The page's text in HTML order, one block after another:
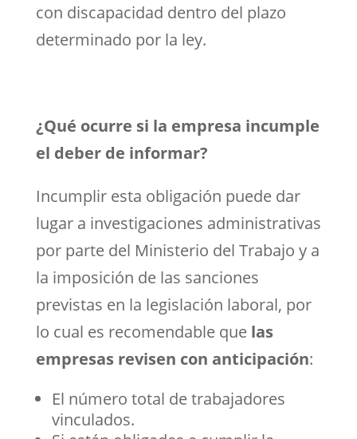
con discapacidad dentro del plazo
determinado por la ley.
¿Qué ocurre si la empresa incumple
el deber de informar?
Incumplir esta obligación puede dar
lugar a investigaciones administrativas
por parte del Ministerio del Trabajo y a
la imposición de las sanciones
previstas en la legislación laboral, por
lo cual es recomendable que las
empresas revisen con anticipación:
El número total de trabajadores
vinculados.